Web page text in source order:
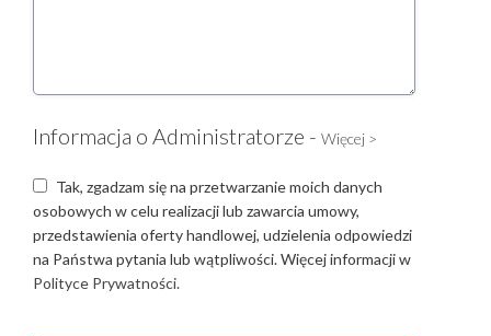
Informacja o Administratorze - Więcej >
Tak, zgadzam się na przetwarzanie moich danych
osobowych w celu realizacji lub zawarcia umowy,
przedstawienia oferty handlowej, udzielenia odpowiedzi
na Państwa pytania lub wątpliwości. Więcej informacji w
Polityce Prywatności.